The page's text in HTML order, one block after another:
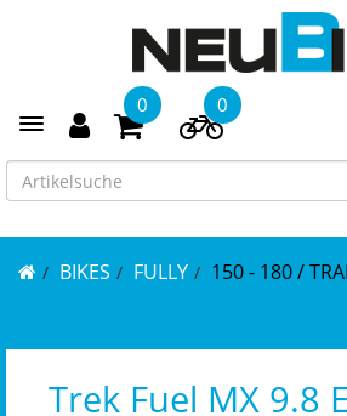
Toggle navigation
0 0
BIKES FULLY 150 - 180 /
Trek Fuel MX 9.8